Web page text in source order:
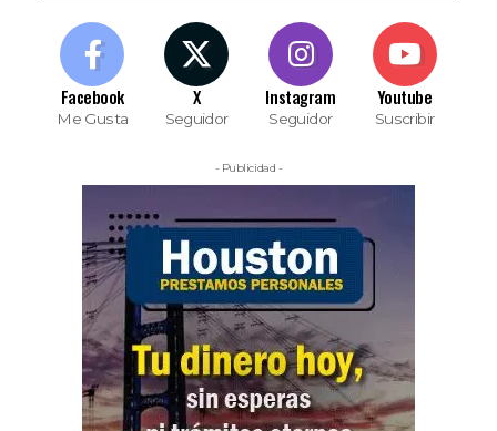
Facebook
Me Gusta
X
Seguidor
Instagram
Seguidor
Youtube
Suscribir
- Publicidad -